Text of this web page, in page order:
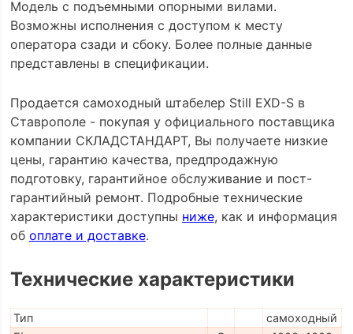
Модель с подъемными опорными вилами.
Возможны исполнения с доступом к месту
оператора сзади и сбоку. Более полные данные
представлены в спецификации.
Продается самоходный штабелер Still EXD-S в
Ставрополе - покупая у официального поставщика
компании СКЛАДСТАНДАРТ, Вы получаете низкие
цены, гарантию качества, предпродажную
подготовку, гарантийное обслуживание и пост-
гарантийный ремонт. Подробные технические
характеристики доступны ниже, как и информация
об оплате и доставке.
Технические характеристики
Тип
самоходный